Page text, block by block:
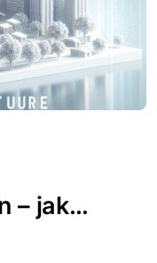
– jak
lokalną?